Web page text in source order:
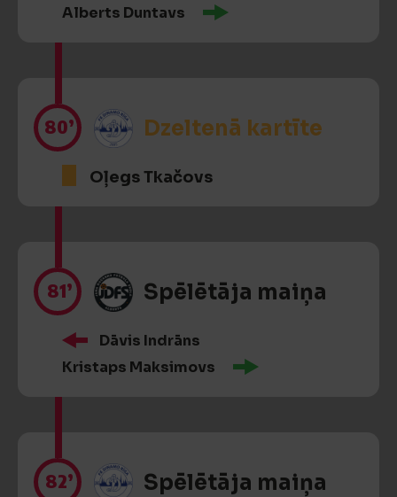
Alberts Duntavs
80’ Dzeltenā kartīte
Oļegs Tkačovs
81’ Spēlētāja maiņa
Dāvis Indrāns
Kristaps Maksimovs
82’ Spēlētāja maiņa